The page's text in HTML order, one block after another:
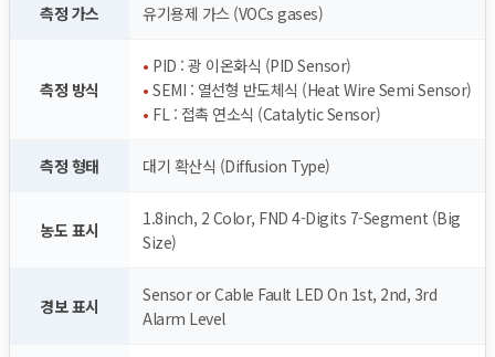
측정 가스 유기용제 가스 (VOCs gases)
측정 방식
• PID : 광 이온화식 (PID Sensor)
• SEMI : 열선형 반도체식 (Heat Wire Semi Sensor)
• FL : 접촉 연소식 (Catalytic Sensor)
측정 형태 대기 확산식 (Diffusion Type)
농도 표시
1.8inch, 2 Color, FND 4-Digits 7-Segment (Big
Size)
경보 표시
Sensor or Cable Fault LED On 1st, 2nd, 3rd
Alarm Level